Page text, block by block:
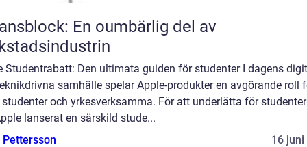
En oumbärlig del av
Studentrabatt: Den ultimata guiden för studenter I dagens
samhälle spelar Apple-produkter en avgörande roll
och yrkesverksamma. För att underlätta för
lanserat en särskild stude...
16 juni